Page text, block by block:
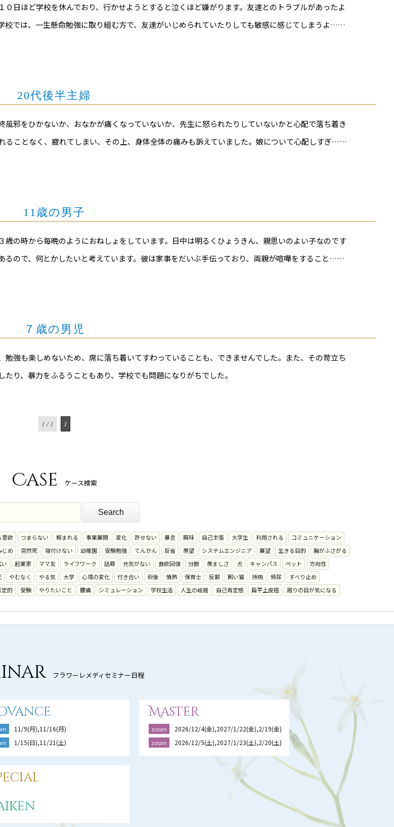
０日ほど学校を休んでおり、行かせようとすると泣くほど嫌がります。友達とのトラブルがあったよ
校では、一生懸命勉強に取り組む方で、友達がいじめられていたりしても敏感に感じてしまうよ……
20代後半主婦
風邪をひかないか、おなかが痛くなっていないか、先生に怒られたりしていないかと心配で落ち着き
ることなく、疲れてしまい、その上、身体全体の痛みも訴えていました。娘について心配しすぎ……
11歳の男子
歳の時から毎晩のようにおねしょをしています。日中は明るくひょうきん、親思いのよい子なのです
るので、何とかしたいと考えています。彼は家事をだいぶ手伝っており、両親が喧嘩をすること……
７歳の男児
勉強も楽しめないため、席に落ち着いてすわっていることも、できませんでした。また、その苛立ち
り、暴力をふるうこともあり、学校でも問題になりがちでした。
1 / 1 1
Case ケース検索
意欲 つまらない 頼まれる 事業展開 変化 許せない 暴言 興味 自己主張 大学生 利用される
コミュニケーション
じめ 突然死 寝付けない 幼稚園 受験勉強 てんかん 反省 羨望 システムエンジニア 展望 生きる目的
胸がふさがる
起業家 ママ友 ライフワーク 話題 元気がない 食欲回復 分散 羨ましさ 犬 キャンパス ペット
方向性
やむなく やる気 大学 心境の変化 付き合い 術後 情熱 保育士 反芻 飼い猫 持病 頻尿
すべり止め
定的 受験 やりたいこと 腰痛 シミュレーション 学校生活 人生の岐路 自己肯定感 扁平上皮癌 周りの目が気になる
フラワーレメディセミナー日程
11/9(月),11/16(月)
1/15(日),11/21(土)
Master
zoom 2026/12/4(金),2027/1/22(金),2/19(金)
zoom 2026/12/5(土),2027/1/23(土),2/20(土)